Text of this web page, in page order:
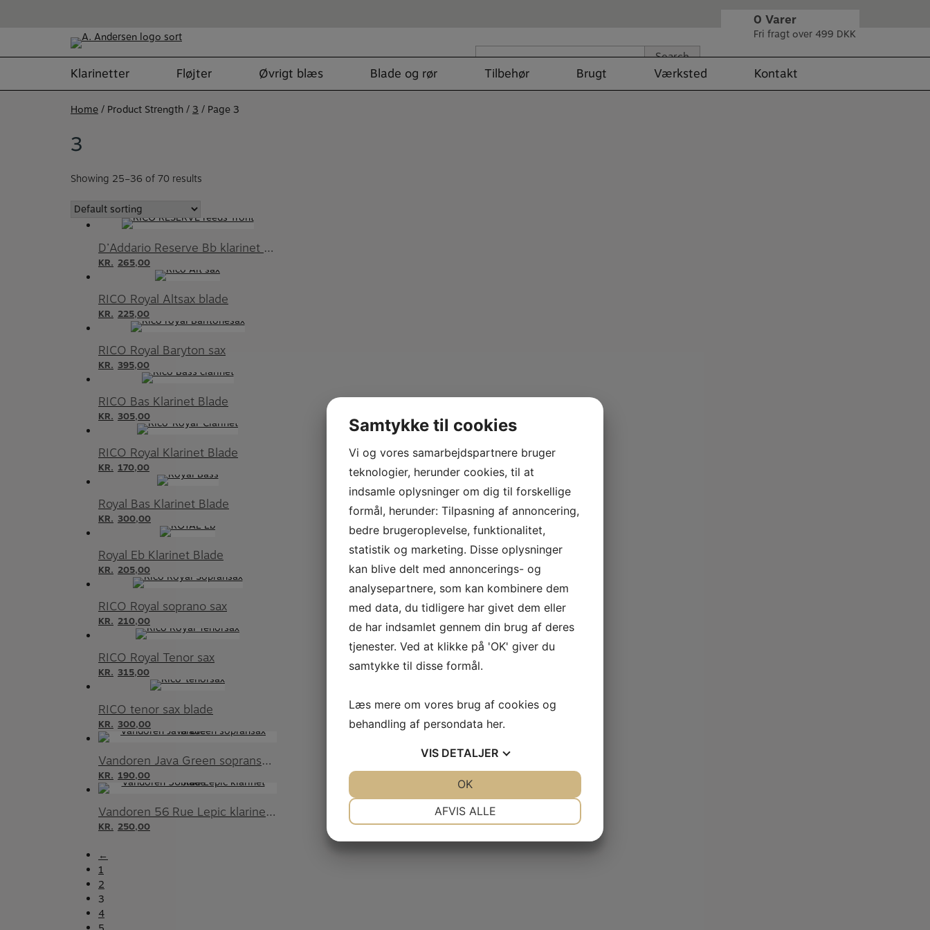
for:
Search
0 Varer
Fri fragt over 499 DKK
Klarinetter Fløjter Øvrigt blæs Blade og rør Tilbehør Brugt Værksted Kontakt
Home/ Product Strength / 3 / Page 3
3
Showing 25–36 of 70 results
D’Addario Reserve Bb klarinet blade
KR. 265,00
RICO Royal Altsax blade
KR. 225,00
RICO Royal Baryton sax
KR. 395,00
RICO Bas Klarinet Blade
KR. 305,00
RICO Royal Klarinet Blade
KR. 170,00
Royal Bas Klarinet Blade
KR. 300,00
Royal Eb Klarinet Blade
KR. 205,00
RICO Royal soprano sax
KR. 210,00
RICO Royal Tenor sax
KR. 315,00
RICO tenor sax blade
KR. 300,00
Vandoren Java Green sopransax blade
KR. 190,00
Vandoren 56 Rue Lepic klarinet blade
KR. 250,00
←
1
2
3
4
Samtykke til cookies
Vi og vores samarbejdspartnere bruger
teknologier, herunder cookies, til at
indsamle oplysninger om dig til forskellige
formål, herunder: Tilpasning af annoncering,
bedre brugeroplevelse, funktionalitet,
statistik og marketing. Disse oplysninger
kan blive delt med annoncerings- og
analysepartnere, som kan kombinere dem
med data, du tidligere har givet dem eller
de har indsamlet gennem din brug af deres
tjenester. Ved at klikke på 'OK' giver du
samtykke til disse formål.
Læs mere om vores brug af cookies og
behandling af persondata her.
VIS DETALJER
AFVIS ALLE
OK